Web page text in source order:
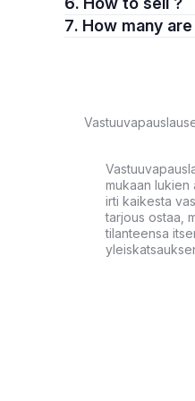
7. How
mukaan lukien
irti kaikesta
tarjous ostaa,
tilanteensa